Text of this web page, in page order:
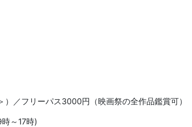
／フリーパス3000円（映画祭の全作品鑑賞可）
～17時)